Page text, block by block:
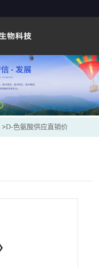
>D-色氨酸供应直销价